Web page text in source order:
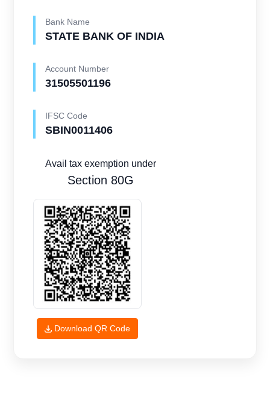
Bank Name
STATE BANK OF INDIA
Account Number
31505501196
IFSC Code
SBIN0011406
Avail tax exemption under
Section 80G
Download QR Code